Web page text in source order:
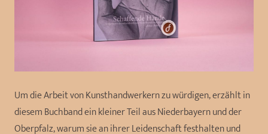
Um die Arbeit von Kunsthandwerkern zu würdigen, erzählt in
diesem Buchband ein kleiner Teil aus Niederbayern und der
Oberpfalz, warum sie an ihrer Leidenschaft festhalten und